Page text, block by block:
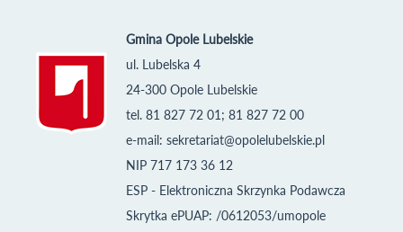
Gmina Opole Lubelskie
ul. Lubelska 4
24-300 Opole Lubelskie
tel. 81 827 72 01; 81 827 72 00
e-mail: sekretariat@opolelubelskie.pl
NIP 717 173 36 12
ESP - Elektroniczna Skrzynka Podawcza
Skrytka ePUAP: /0612053/umopole